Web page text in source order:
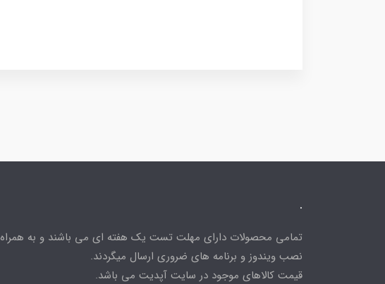
.
تمامی محصولات دارای مهلت تست یک هفته ای می باشند و به همراه
نصب ویندوز و برنامه های ضروری ارسال میگردند.
قیمت کالاهای موجود در سایت آپدیت می باشد.